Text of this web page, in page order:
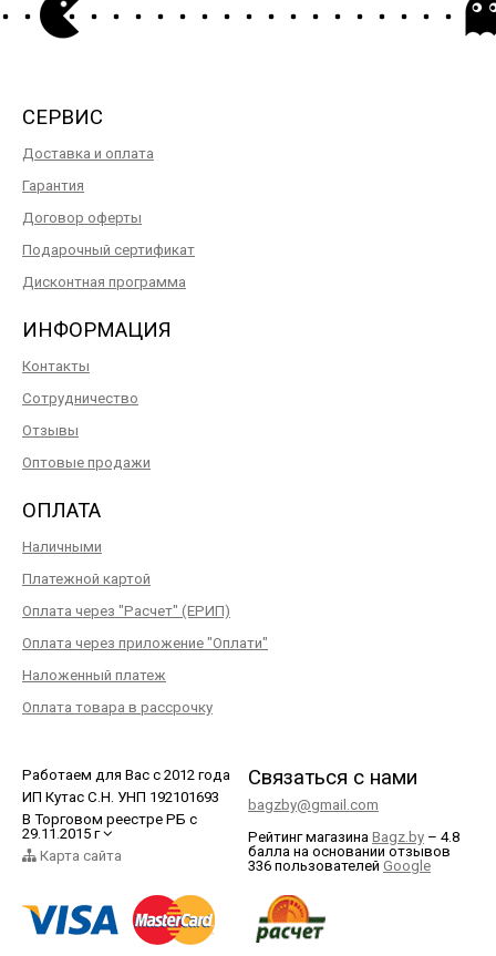
СЕРВИС
Доставка и оплата
Гарантия
Договор оферты
Подарочный сертификат
Дисконтная программа
ИНФОРМАЦИЯ
Контакты
Сотрудничество
Отзывы
Оптовые продажи
ОПЛАТА
Наличными
Платежной картой
Оплата через "Расчет" (ЕРИП)
Оплата через приложение "Оплати"
Наложенный платеж
Оплата товара в рассрочку
Работаем для Вас с 2012 года
ИП Кутас С.Н. УНП 192101693
В Торговом реестре РБ с
29.11.2015 г
Карта сайта
Связаться с нами
bagzby@gmail.com
Рейтинг магазина Bagz.by – 4.8
балла на основании отзывов
336 пользователей Google